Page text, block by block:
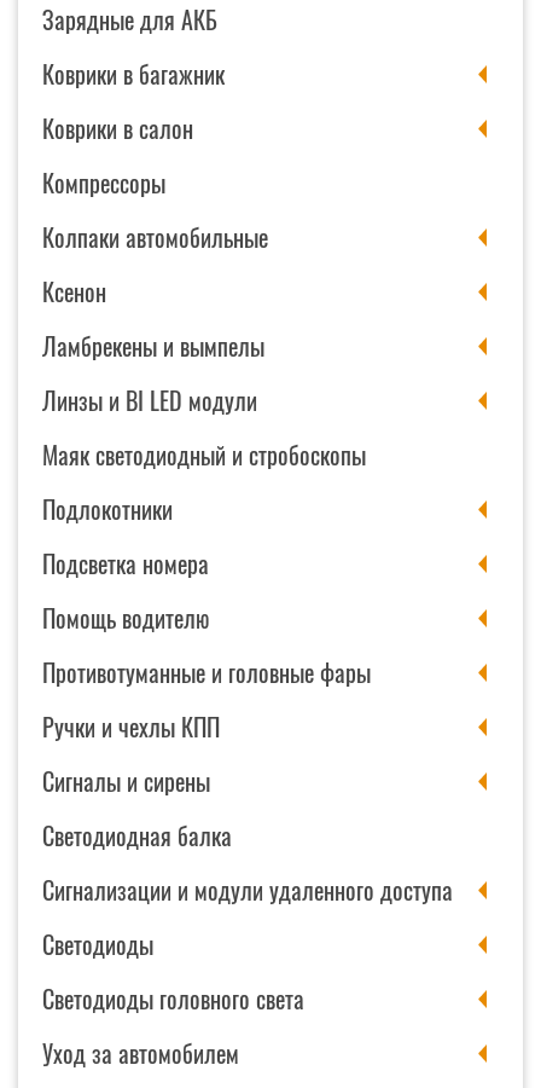
Зарядные для АКБ
Коврики в багажник
Коврики в салон
Компрессоры
Колпаки автомобильные
Ксенон
Ламбрекены и вымпелы
Линзы и BI LED модули
Маяк светодиодный и стробоскопы
Подлокотники
Подсветка номера
Помощь водителю
Противотуманные и головные фары
Ручки и чехлы КПП
Сигналы и сирены
Светодиодная балка
Сигнализации и модули удаленного доступа
Светодиоды
Светодиоды головного света
Уход за автомобилем